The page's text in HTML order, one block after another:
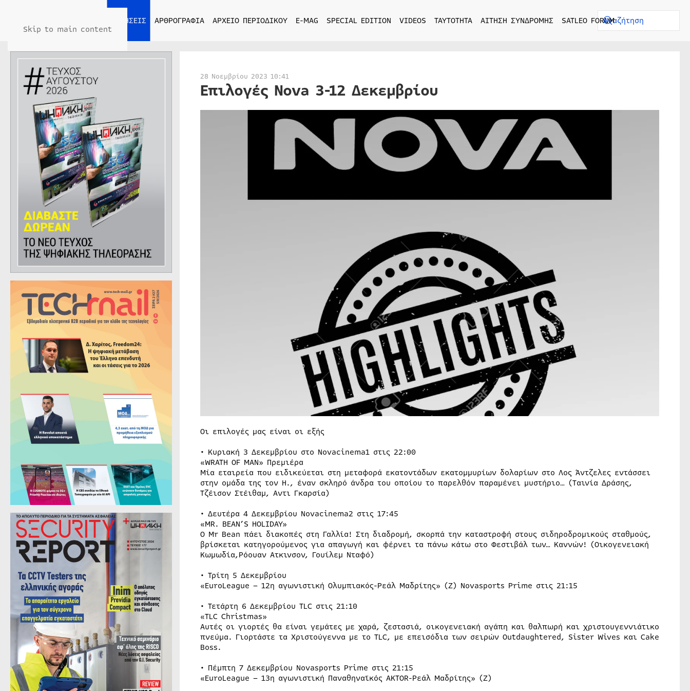
Skip to main content
ΕΙΔΗΣΕΙΣ ΑΡΘΡΟΓΡΑΦΙΑ ΑΡΧΕΙΟ ΠΕΡΙΟΔΙΚΟΥ E-MAG SPECIAL EDITION VIDEOS ΤΑΥΤΟΤΗΤΑ ΑΙΤΗΣΗ ΣΥΝΔΡΟΜΗΣ SATLEO FORUM
28 Νοεμβρίου 2023 10:41
Επιλογές Nova 3-12 Δεκεμβρίου
Οι επιλογές μας είναι οι εξής
• Κυριακή 3 Δεκεμβρίου στο Novacinema1 στις 22:00
«WRATH OF MAN» Πρεμιέρα
Μία εταιρεία που ειδικεύεται στη μεταφορά εκατοντάδων εκατομμυρίων δολαρίων στο Λος Άντζελες εντάσσει
στην ομάδα της τον Η., έναν σκληρό άνδρα του οποίου το παρελθόν παραμένει μυστήριο… (Ταινία Δράσης,
Τζέισον Στέιθαμ, Αντι Γκαρσία)
• Δευτέρα 4 Δεκεμβρίου Novacinema2 στις 17:45
«MR. BEAN’S HOLIDAY»
Ο Mr Bean πάει διακοπές στη Γαλλία! Στη διαδρομή, σκορπά την καταστροφή στους σιδηροδρομικούς σταθμούς,
βρίσκεται κατηγορούμενος για απαγωγή και φέρνει τα πάνω κάτω στο Φεστιβάλ των… Καννών! (Οικογενειακή
Κωμωδία,Ρόουαν Ατκινσον, Γουίλεμ Νταφό)
• Τρίτη 5 Δεκεμβρίου
«EuroLeague – 12η αγωνιστική Ολυμπιακός-Ρεάλ Μαδρίτης» (Ζ) Novasports Prime στις 21:15
• Τετάρτη 6 Δεκεμβρίου TLC στις 21:10
«TLC Christmas»
Αυτές οι γιορτές θα είναι γεμάτες με χαρά, ζεστασιά, οικογενειακή αγάπη και θαλπωρή και χριστουγεννιάτικο
πνεύμα. Γιορτάστε τα Χριστούγεννα με το TLC, με επεισόδια των σειρών Outdaughtered, Sister Wives και Cake
Boss.
• Πέμπτη 7 Δεκεμβρίου Novasports Prime στις 21:15
«EuroLeague – 13η αγωνιστική Παναθηναϊκός AKTOR-Ρεάλ Μαδρίτης» (Ζ)